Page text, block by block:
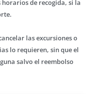
de recogida, si la
las excursiones o
lo requieren, sin que el
salvo el reembolso